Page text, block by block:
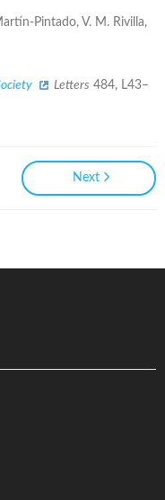
Pintado, V. M. Rivilla,
Letters 484, L43–
Next